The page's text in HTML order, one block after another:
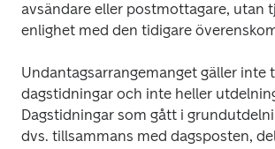
avsändare eller postmottagare, utan
enlighet med den tidigare
Undantagsarrangemanget gäller inte
dagstidningar och inte heller
Dagstidningar som gått i
dvs. tillsammans med dagsposten,